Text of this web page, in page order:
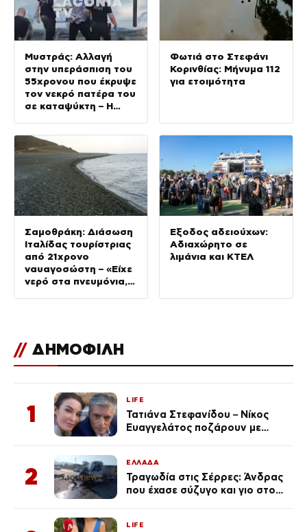
Μυστράς: Αλλαγή
στην υπεράσπιση του
55χρονου που έκρυψε
τον νεκρό πατέρα του
σε καταψύκτη – Η
αδερφή του
Φωτιά στο Στεφάνι
Κορινθίας: Μήνυμα 112
για ετοιμότητα
Σαμοθράκη: Διάσωση
Ιταλίδας τουρίστριας
από 21χρονο
ναυαγοσώστη – «Είχε
νερό στα πνευμόνια,
Έξοδος αδειούχων:
Αδιαχώρητο σε
λιμάνια και ΚΤΕΛ
// ΔΗΜΟΦΙΛΗ
1
LIFE
Τατιάνα Στεφανίδου – Νίκος
Ευαγγελάτος ποζάρουν με
2
ΕΛΛΑΔΑ
Τραγωδία στις Σέρρες: Άνδρας
που έχασε σύζυγο και γιο στο
LIFE